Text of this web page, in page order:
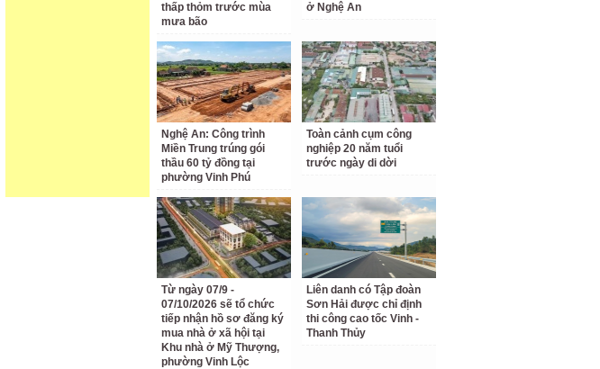
thấp thỏm trước mùa
mưa bão
ở Nghệ An
Nghệ An: Công trình
Miền Trung trúng gói
thầu 60 tỷ đồng tại
phường Vinh Phú
Toàn cảnh cụm công
nghiệp 20 năm tuổi
trước ngày di dời
Từ ngày 07/9 -
07/10/2026 sẽ tổ chức
tiếp nhận hồ sơ đăng ký
mua nhà ở xã hội tại
Khu nhà ở Mỹ Thượng,
phường Vinh Lộc
Liên danh có Tập đoàn
Sơn Hải được chỉ định
thi công cao tốc Vinh -
Thanh Thủy